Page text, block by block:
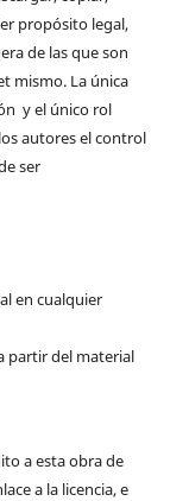
propósito legal,
de las que son
mismo. La única
y el único rol
autores el control
ser
en cualquier
partir del material
a esta obra de
a la licencia, e